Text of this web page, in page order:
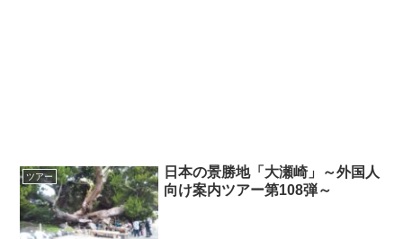
ツアー
日本の景勝地「大瀬崎」～外国人
向け案内ツアー第108弾～